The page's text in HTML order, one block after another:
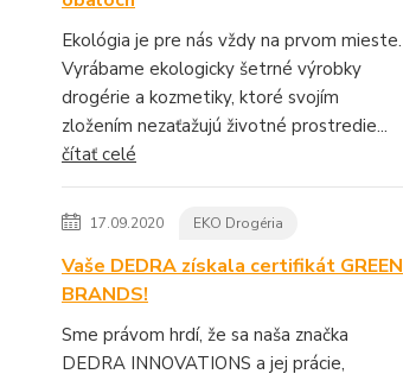
Ekológia je pre nás vždy na prvom mieste.
Vyrábame ekologicky šetrné výrobky
drogérie a kozmetiky, ktoré svojím
zložením nezaťažujú životné prostredie...
čítať celé
17.09.2020 EKO Drogéria
Vaše DEDRA získala certifikát GREEN
BRANDS!
Sme právom hrdí, že sa naša značka
DEDRA INNOVATIONS a jej prácie,